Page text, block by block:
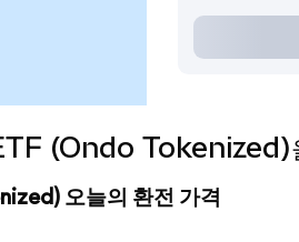
(Ondo Tokenized)을
오늘의 환전 가격